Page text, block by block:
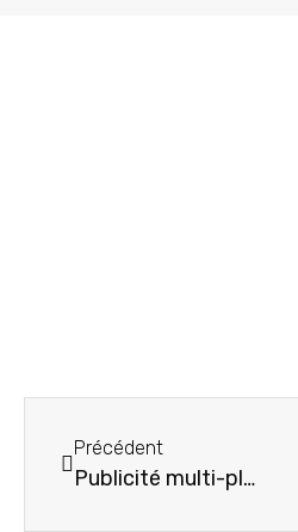
Précédent
Publicité multi-plateforme